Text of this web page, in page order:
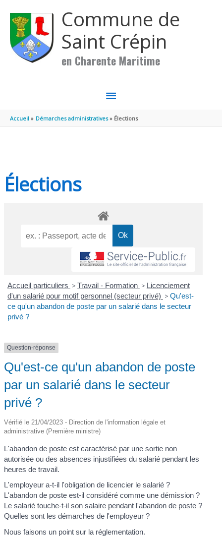
Commune de
Saint Crépin
en Charente Maritime
MENU
PRINCIPAL
Accueil Démarches administratives Élections
Élections
Accueil particuliers > Travail - Formation > Licenciement
d'un salarié pour motif personnel (secteur privé) > Qu'est-
ce qu'un abandon de poste par un salarié dans le secteur
privé ?
Question-réponse
Qu'est-ce qu'un abandon de poste
par un salarié dans le secteur
privé ?
Vérifié le 21/04/2023 - Direction de l'information légale et
administrative (Première ministre)
L'abandon de poste est caractérisé par une sortie non
autorisée ou des absences injustifiées du salarié pendant les
heures de travail.
L'employeur a-t-il l'obligation de licencier le salarié ?
L'abandon de poste est-il considéré comme une démission ?
Le salarié touche-t-il son salaire pendant l'abandon de poste ?
Quelles sont les démarches de l'employeur ?
Nous faisons un point sur la réglementation.